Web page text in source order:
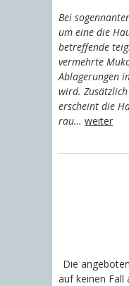
Bei
um eine die
betreffende
vermehrte
Ablagerungen
wird.
erscheint die
rau… weiter
Die
auf keinen Fall